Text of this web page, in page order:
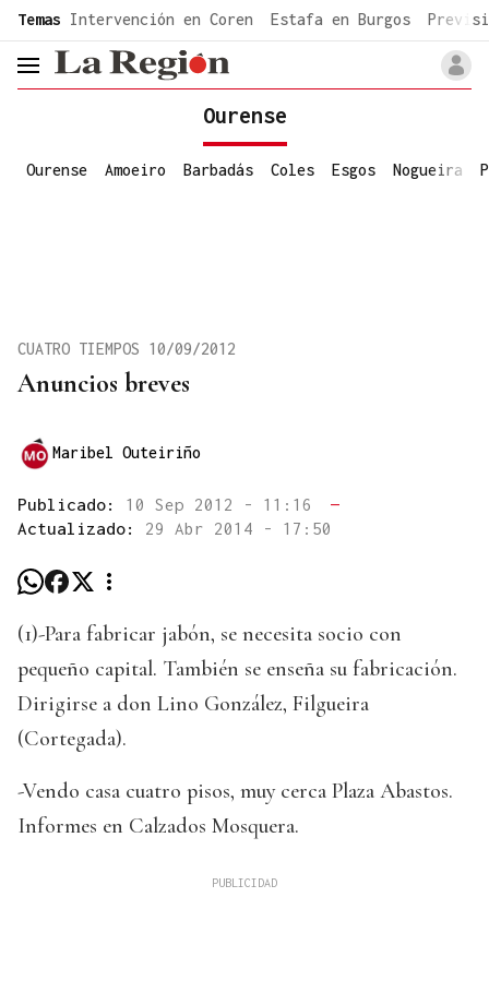
common.go-to-content
Temas Intervención en Coren Estafa en Burgos
header.menu.open
Ourense
Ourense Amoeiro Barbadás Coles Esgos Nogueira
Anuncios breves
CUATRO TIEMPOS 10/09/2012
Maribel Outeiriño
Publicado: 10 Sep 2012 - 11:16
—
Actualizado: 29 Abr 2014 - 17:50
(1)-Para fabricar jabón, se necesita socio con
pequeño capital. También se enseña su fabricación.
Dirigirse a don Lino González, Filgueira
(Cortegada).
-Vendo casa cuatro pisos, muy cerca Plaza Abastos.
Informes en Calzados Mosquera.